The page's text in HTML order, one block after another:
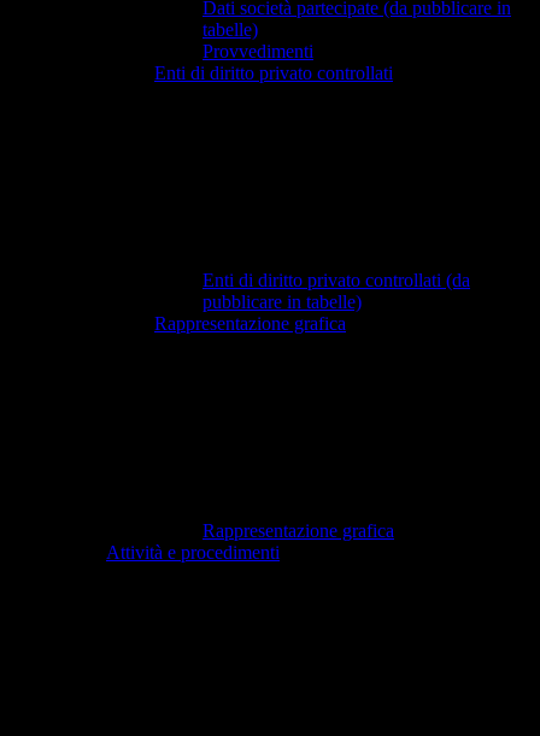
Dati società partecipate (da pubblicare in
tabelle)
Provvedimenti
Enti di diritto privato controllati
Enti di diritto privato controllati (da
pubblicare in tabelle)
Rappresentazione grafica
Rappresentazione grafica
Attività e procedimenti